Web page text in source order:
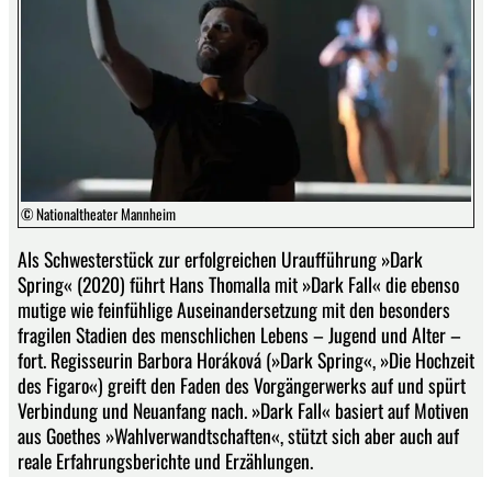
© Nationaltheater Mannheim
Als Schwesterstück zur erfolgreichen Uraufführung »Dark
Spring« (2020) führt Hans Thomalla mit »Dark Fall« die ebenso
mutige wie feinfühlige Auseinandersetzung mit den besonders
fragilen Stadien des menschlichen Lebens – Jugend und Alter –
fort. Regisseurin Barbora Horáková (»Dark Spring«, »Die Hochzeit
des Figaro«) greift den Faden des Vorgängerwerks auf und spürt
Verbindung und Neuanfang nach. »Dark Fall« basiert auf Motiven
aus Goethes »Wahlverwandtschaften«, stützt sich aber auch auf
reale Erfahrungsberichte und Erzählungen.